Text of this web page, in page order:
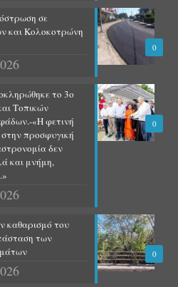
0
σε
και Κολοκοτρώνη
0
το 3ο
Τοπικών
«Η φετινή
προσφυγική
δεν
και μνήμη,
0
καθαρισμό του
των